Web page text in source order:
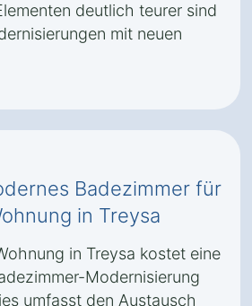
deutlich teurer sind
mit neuen
Badezimmer für
in Treysa
in Treysa kostet eine
Modernisierung
umfasst den Austausch